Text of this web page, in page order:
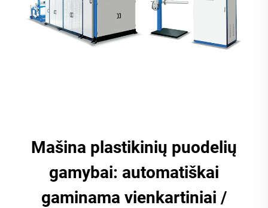
Mašina plastikinių puodelių
gamybai: automatiškai
gaminama vienkartiniai /